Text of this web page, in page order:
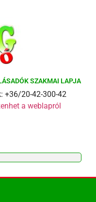
SZAKMAI LAPJA
+36/20-42-300-42
a weblapról